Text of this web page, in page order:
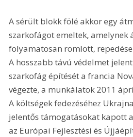
A sérült blokk fölé akkor egy
szarkofágot emeltek, amelynek
folyamatosan romlott,
A hosszabb távú védelmet
szarkofág építését a francia
végezte, a munkálatok 2011
A költségek fedezéséhez
jelentős támogatásokat kapott
az Európai Fejlesztési és